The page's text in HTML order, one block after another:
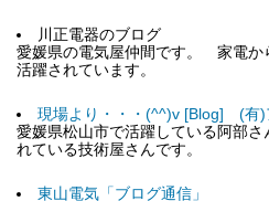
川正電器のブログ
愛媛県の電気屋仲間です。 家電か
活躍されています。
現場より・・・(^^)v [Blog] (有)
愛媛県松山市で活躍している阿部
れている技術屋さんです。
東山電気「ブログ通信」